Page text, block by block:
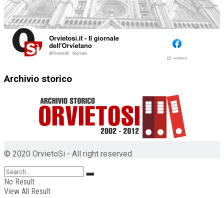
Archivio storico
© 2020 OrvietoSi - All right reserved
No Result
View All Result